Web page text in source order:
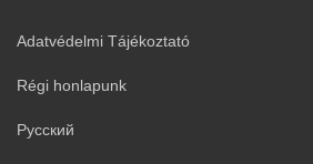
Adatvédelmi Tájékoztató
Régi honlapunk
Русский